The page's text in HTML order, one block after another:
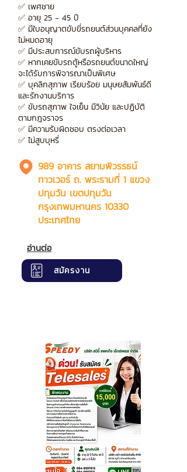
✅ เพศชาย
✅ อายุ 25 - 45 ปี
✅ มีใบอนุญาตขับขี่รถยนต์ส่วนบุคคลที่ยัง
ไม่หมดอายุ
✅ มีประสบการณ์ขับรถผู้บริหาร
✅ หากเคยขับรถตู้หรือรถยนต์ขนาดใหญ่
จะได้รับการพิจารณาเป็นพิเศษ
✅ บุคลิกสุภาพ เรียบร้อย มนุษยสัมพันธ์ดี
และรักงานบริการ
✅ ขับรถสุภาพ ใจเย็น มีวินัย และปฏิบัติ
ตามกฎจราจร
✅ มีความรับผิดชอบ ตรงต่อเวลา
✅ ไม่สูบบุหรี่
989 อาคาร สยามพิวรรธน์
ทาวเวอร์ ถ. พระรามที่ 1 แขวง
ปทุมวัน เขตปทุมวัน
กรุงเทพมหานคร 10330
ประเทศไทย
อ่านต่อ
สมัครงาน